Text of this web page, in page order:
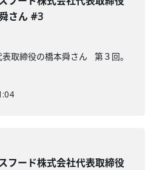
さん #3
取締役の橋本舜さん 第３回。
フード株式会社代表取締役